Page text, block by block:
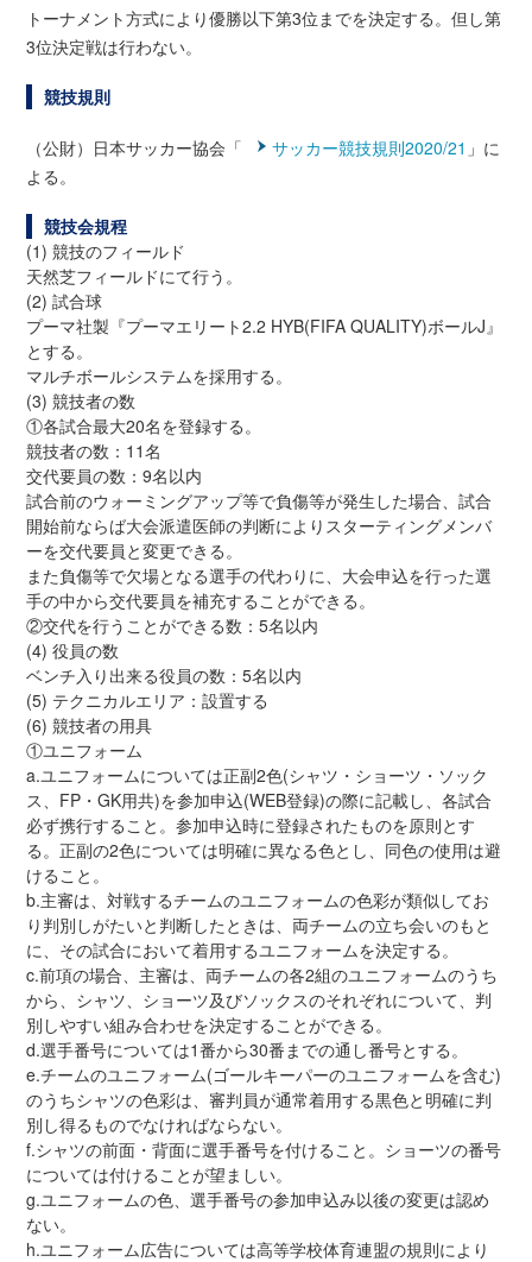
トーナメント方式により優勝以下第3位までを決定する。但し第
3位決定戦は行わない。
競技規則
（公財）日本サッカー協会「 サッカー競技規則2020/21 」に
よる。
競技会規程
(1) 競技のフィールド
天然芝フィールドにて行う。
(2) 試合球
プーマ社製『プーマエリート2.2 HYB(FIFA QUALITY)ボールJ』
とする。
マルチボールシステムを採用する。
(3) 競技者の数
①各試合最大20名を登録する。
競技者の数：11名
交代要員の数：9名以内
試合前のウォーミングアップ等で負傷等が発生した場合、試合
開始前ならば大会派遣医師の判断によりスターティングメンバ
ーを交代要員と変更できる。
また負傷等で欠場となる選手の代わりに、大会申込を行った選
手の中から交代要員を補充することができる。
②交代を行うことができる数：5名以内
(4) 役員の数
ベンチ入り出来る役員の数：5名以内
(5) テクニカルエリア：設置する
(6) 競技者の用具
①ユニフォーム
a.ユニフォームについては正副2色(シャツ・ショーツ・ソック
ス、FP・GK用共)を参加申込(WEB登録)の際に記載し、各試合
必ず携行すること。参加申込時に登録されたものを原則とす
る。正副の2色については明確に異なる色とし、同色の使用は避
けること。
b.主審は、対戦するチームのユニフォームの色彩が類似してお
り判別しがたいと判断したときは、両チームの立ち会いのもと
に、その試合において着用するユニフォームを決定する。
c.前項の場合、主審は、両チームの各2組のユニフォームのうち
から、シャツ、ショーツ及びソックスのそれぞれについて、判
別しやすい組み合わせを決定することができる。
d.選手番号については1番から30番までの通し番号とする。
e.チームのユニフォーム(ゴールキーパーのユニフォームを含む)
のうちシャツの色彩は、審判員が通常着用する黒色と明確に判
別し得るものでなければならない。
f.シャツの前面・背面に選手番号を付けること。ショーツの番号
については付けることが望ましい。
g.ユニフォームの色、選手番号の参加申込み以後の変更は認め
ない。
h.ユニフォーム広告については高等学校体育連盟の規則により